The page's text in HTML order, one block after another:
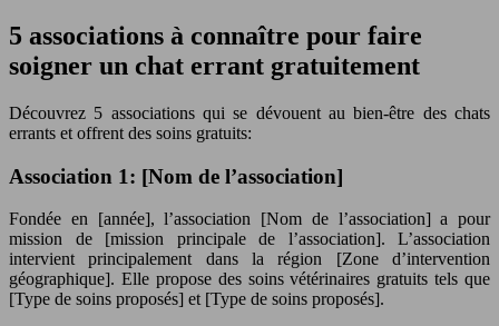
5 associations à connaître pour faire
soigner un chat errant gratuitement
Découvrez 5 associations qui se dévouent au bien-être des chats
errants et offrent des soins gratuits:
Association 1: [Nom de l’association]
Fondée en [année], l’association [Nom de l’association] a pour
mission de [mission principale de l’association]. L’association
intervient principalement dans la région [Zone d’intervention
géographique]. Elle propose des soins vétérinaires gratuits tels que
[Type de soins proposés] et [Type de soins proposés].